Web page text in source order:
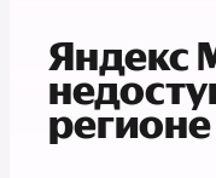
Яндекс
регионе